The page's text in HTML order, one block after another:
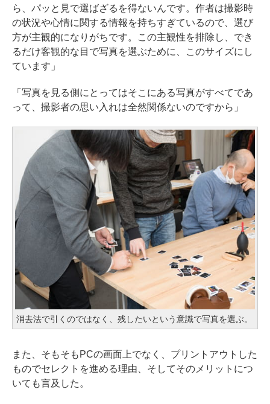
ら、パッと見で選ばざるを得ないんです。作者は撮影時
の状況や心情に関する情報を持ちすぎているので、選び
方が主観的になりがちです。この主観性を排除し、でき
るだけ客観的な目で写真を選ぶために、このサイズにし
ています」
「写真を見る側にとってはそこにある写真がすべてであ
って、撮影者の思い入れは全然関係ないのですから」
消去法で引くのではなく、残したいという意識で写真を選ぶ。
また、そもそもPCの画面上でなく、プリントアウトした
ものでセレクトを進める理由、そしてそのメリットにつ
いても言及した。